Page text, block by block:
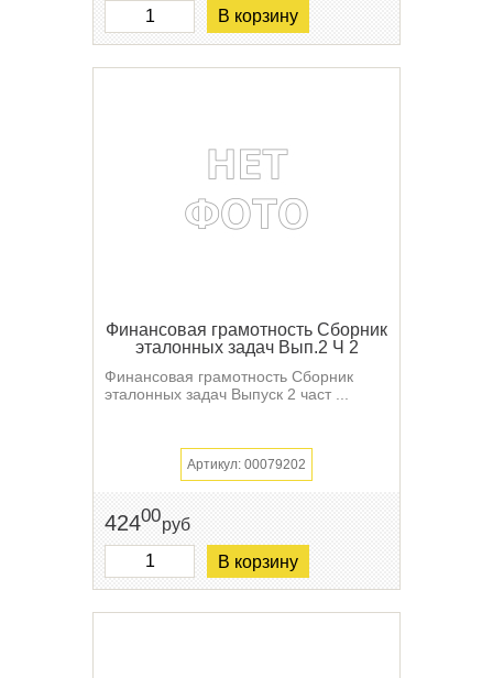
В корзину
Финансовая грамотность Сборник
эталонных задач Вып.2 Ч 2
Финансовая грамотность Сборник
эталонных задач Выпуск 2 част ...
Артикул: 00079202
42400руб
В корзину